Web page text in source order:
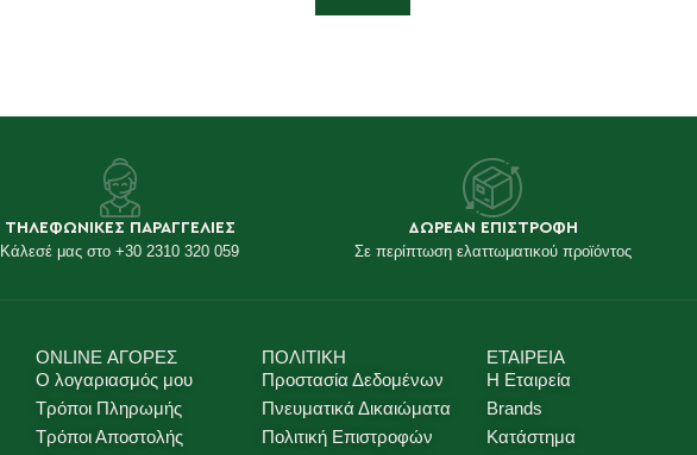
ΤΗΛΕΦΩΝΙΚΕΣ ΠΑΡΑΓΓΕΛΙΕΣ
Κάλεσέ μας στο +30 2310 320 059
ΔΩΡΕΑΝ ΕΠΙΣΤΡΟΦΗ
Σε περίπτωση ελαττωματικού προϊόντος
ONLINE ΑΓΟΡΕΣ
Ο λογαριασμός μου
Τρόποι Πληρωμής
Τρόποι Αποστολής
ΠΟΛΙΤΙΚΗ
Προστασία Δεδομένων
Πνευματικά Δικαιώματα
Πολιτική Επιστροφών
ΕΤΑΙΡΕΙΑ
Η Εταιρεία
Brands
Κατάστημα